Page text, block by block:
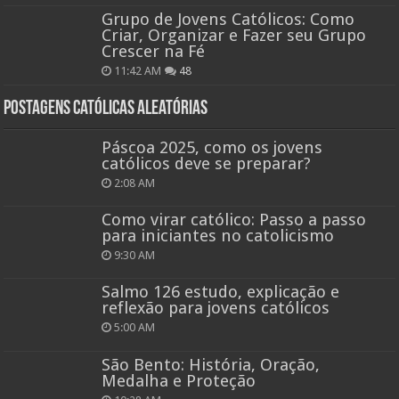
Grupo de Jovens Católicos: Como
Criar, Organizar e Fazer seu Grupo
Crescer na Fé
11:42 AM 48
Postagens católicas aleatórias
Páscoa 2025, como os jovens
católicos deve se preparar?
2:08 AM
Como virar católico: Passo a passo
para iniciantes no catolicismo
9:30 AM
Salmo 126 estudo, explicação e
reflexão para jovens católicos
5:00 AM
São Bento: História, Oração,
Medalha e Proteção